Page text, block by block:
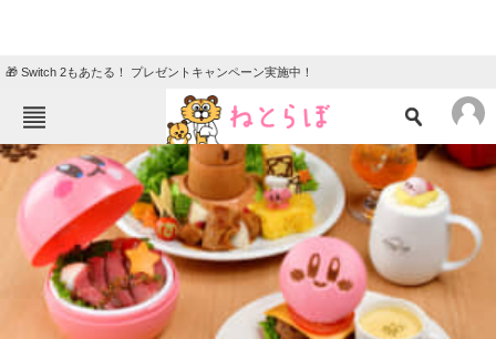
🎁 Switch 2もあたる！ プレゼントキャンペーン実施中！
ねとらぼメニュー
TOP ニュース
エンタメ クイズ
グルメ 地域
住まい 教育・育児